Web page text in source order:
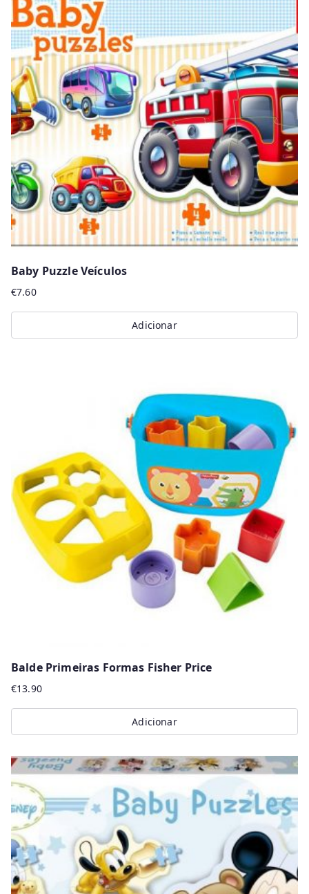
Baby Puzzle Veículos
€7.60
Adicionar
Balde Primeiras Formas Fisher Price
€13.90
Adicionar